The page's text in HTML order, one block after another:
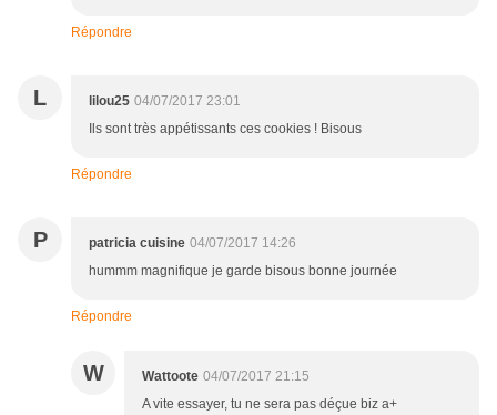
Répondre
L lilou25 04/07/2017 23:01
Ils sont très appétissants ces cookies ! Bisous
Répondre
P patricia cuisine 04/07/2017 14:26
hummm magnifique je garde bisous bonne journée
Répondre
W Wattoote 04/07/2017 21:15
A vite essayer, tu ne sera pas déçue biz a+